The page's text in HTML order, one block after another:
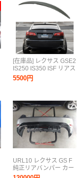
[在庫品] レクサス GSE2
IS250 IS350 ISF リアス
ポイラー トランクスポ
イラー ABS 素地 未塗
5500円
URL10 レクサス GS F
純正リアバンパー カー
ボンアンダースポイラ